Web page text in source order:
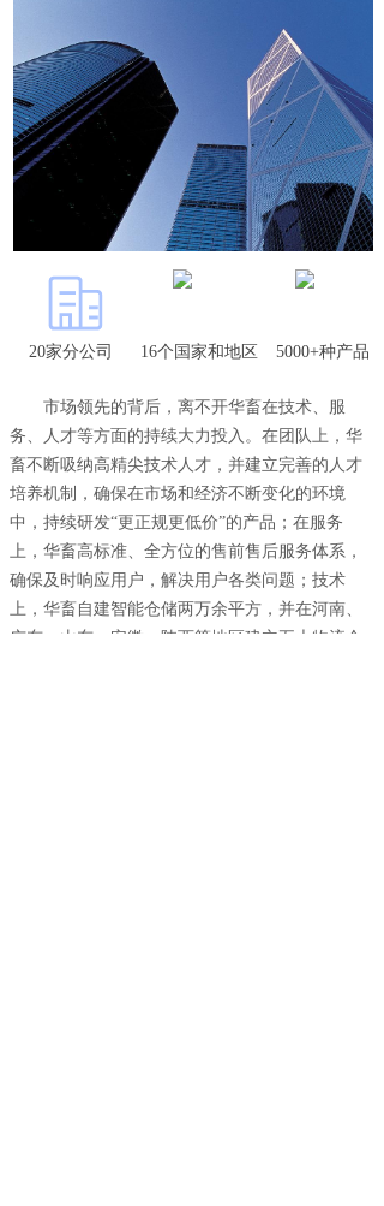
5000+种产品
16个国家和地区
20家分公司
市场领先的背后，离不开华畜在技术、服
务、人才等方面的持续大力投入。在团队上，华
畜不断吸纳高精尖技术人才，并建立完善的人才
培养机制，确保在市场和经济不断变化的环境
中，持续研发“更正规更低价”的产品；在服务
上，华畜高标准、全方位的售前售后服务体系，
确保及时响应用户，解决用户各类问题；技术
上，华畜自建智能仓储两万余平方，并在河南、
广东、山东、安徽、陕西等地区建立五大物流仓